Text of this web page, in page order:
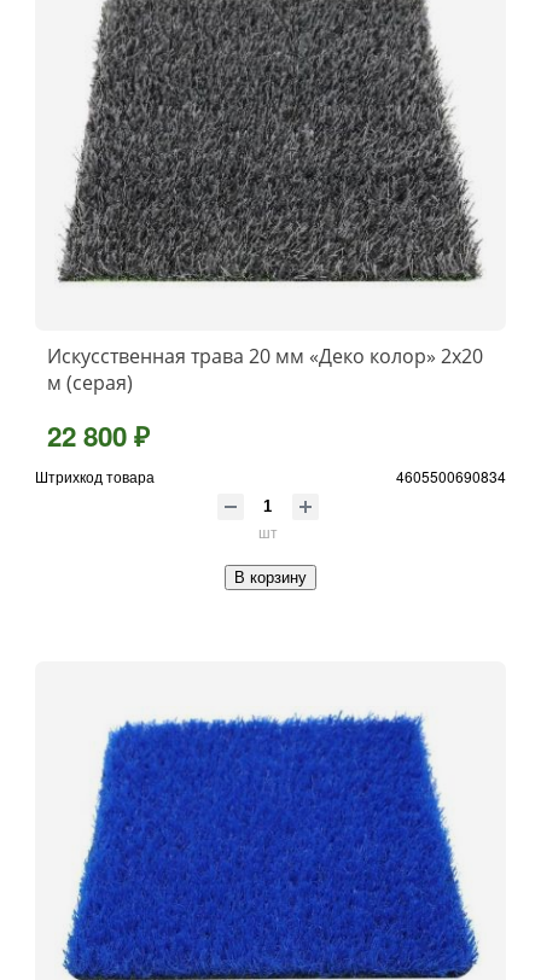
Искусственная трава 20 мм «Деко колор» 2х20
м (серая)
22 800 ₽
Штрихкод товара 4605500690834
шт
В корзину